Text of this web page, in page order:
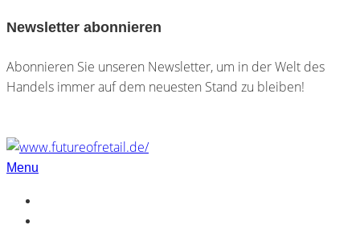
Newsletter abonnieren
Abonnieren Sie unseren Newsletter, um in der Welt des
Handels immer auf dem neuesten Stand zu bleiben!
Menu